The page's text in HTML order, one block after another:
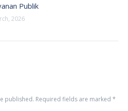
Publik
2026
published. Required fields are marked *